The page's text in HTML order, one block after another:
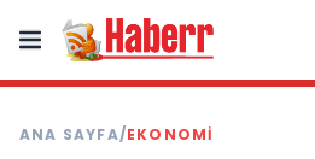
ANA SAYFA/EKONOMI